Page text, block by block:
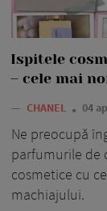
Ispitele
– cele mai
— CHANEL 04
Ne preocupă
parfumurile de
cosmetice cu
machiajului.